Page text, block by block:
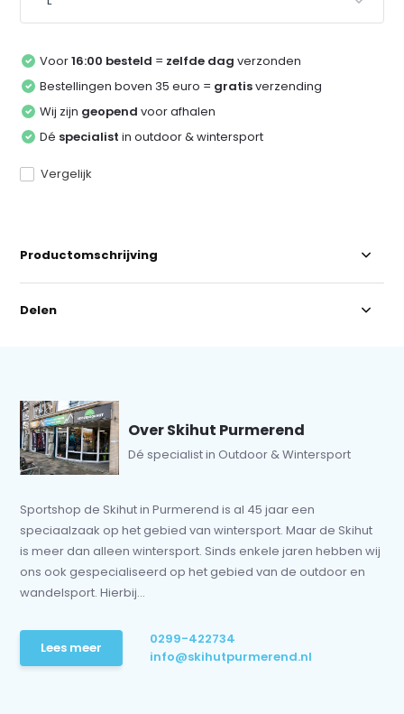
Voor16:00 besteld = zelfde dag verzonden
Bestellingen boven 35 euro = gratisverzending
Wij zijn geopend voor afhalen
Dé specialist in outdoor & wintersport
Vergelijk
Productomschrijving
Delen
Over Skihut Purmerend
Dé specialist in Outdoor & Wintersport
Sportshop de Skihut in Purmerend is al 45 jaar een
speciaalzaak op het gebied van wintersport. Maar de Skihut
is meer dan alleen wintersport. Sinds enkele jaren hebben wij
ons ook gespecialiseerd op het gebied van de outdoor en
wandelsport. Hierbij...
Lees meer
0299-422734
info@skihutpurmerend.nl